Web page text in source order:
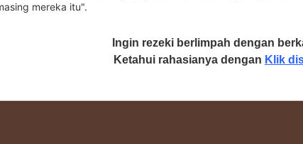
mereka itu".
Ingin rezeki berlimpah dengan
Ketahui rahasianya dengan Klik